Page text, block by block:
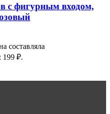
с фигурным входом,
составляла
199 ₽.